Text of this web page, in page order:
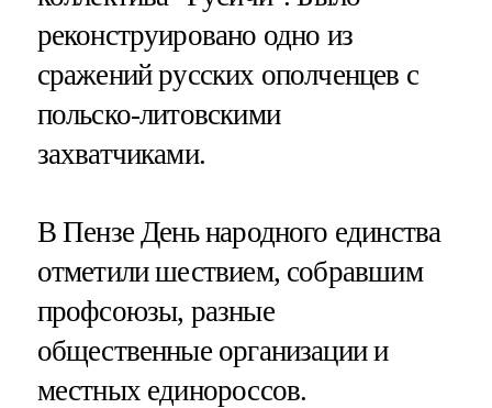
реконструировано одно из
сражений русских ополченцев с
польско-литовскими
захватчиками.
В Пензе День народного единства
отметили шествием, собравшим
профсоюзы, разные
общественные организации и
местных единороссов.